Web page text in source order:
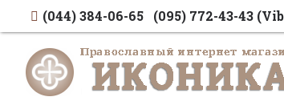
(044) 384-06-65 (095) 772-43-43